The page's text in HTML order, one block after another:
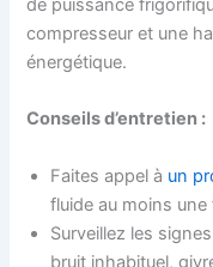
de puissance
compresseur et une
énergétique.
Conseils d’entretien :
Faites appel à un
fluide au moins une
Surveillez les
bruit inhabituel,